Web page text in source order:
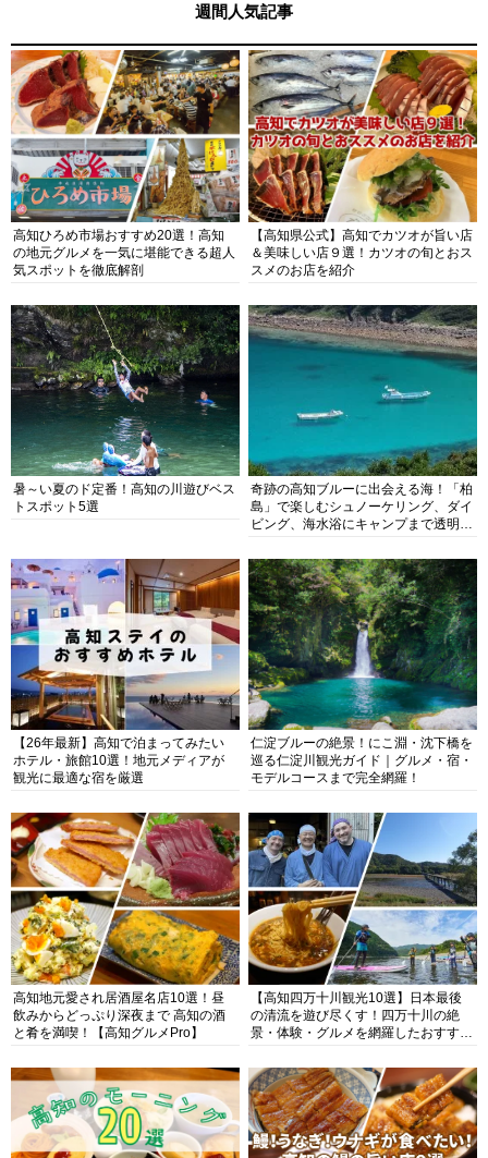
週間人気記事
高知ひろめ市場おすすめ20選！高知
の地元グルメを一気に堪能できる超人
気スポットを徹底解剖
【高知県公式】高知でカツオが旨い店
＆美味しい店９選！カツオの旬とおス
スメのお店を紹介
暑～い夏のド定番！高知の川遊びベス
トスポット5選
奇跡の高知ブルーに出会える海！「柏
島」で楽しむシュノーケリング、ダイ
ビング、海水浴にキャンプまで透明度
【26年最新】高知で泊まってみたい
ホテル・旅館10選！地元メディアが
観光に最適な宿を厳選
仁淀ブルーの絶景！にこ淵・沈下橋を
巡る仁淀川観光ガイド｜グルメ・宿・
モデルコースまで完全網羅！
高知地元愛され居酒屋名店10選！昼
飲みからどっぷり深夜まで 高知の酒
と肴を満喫！【高知グルメPro】
【高知四万十川観光10選】日本最後
の清流を遊び尽くす！四万十川の絶
景・体験・グルメを網羅したおすすめ